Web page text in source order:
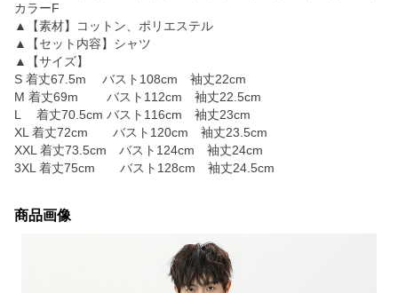
カラーF
▲【素材】コットン、ポリエステル
▲【セット内容】シャツ
▲【サイズ】
S 着丈67.5m バスト108cm 袖丈22cm
M 着丈69m バスト112cm 袖丈22.5cm
L 着丈70.5cm バスト116cm 袖丈23cm
XL 着丈72cm バスト120cm 袖丈23.5cm
XXL 着丈73.5cm バスト124cm 袖丈24cm
3XL 着丈75cm バスト128cm 袖丈24.5cm
商品画像